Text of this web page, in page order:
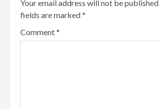
Your email address will not be published.
fields are marked*
Comment*